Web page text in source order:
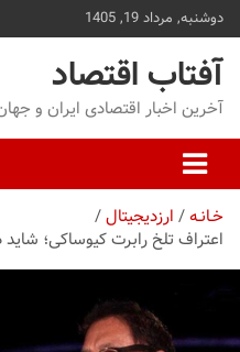
دوشنبه, مرداد 19, 1405
آفتاب اقتصاد
آخرین اخبار اقتصادی ایران و جهان
خـانـه ارزدیجیتال
اعتراف تلخ رابرت کیوساکی؛ شاید